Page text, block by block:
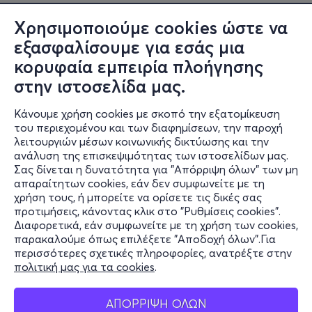
Χρησιμοποιούμε cookies ώστε να
εξασφαλίσουμε για εσάς μια
κορυφαία εμπειρία πλοήγησης
στην ιστοσελίδα μας.
Κάνουμε χρήση cookies με σκοπό την εξατομίκευση
του περιεχομένου και των διαφημίσεων, την παροχή
λειτουργιών μέσων κοινωνικής δικτύωσης και την
ανάλυση της επισκεψιμότητας των ιστοσελίδων μας.
Σας δίνεται η δυνατότητα για "Απόρριψη όλων" των μη
απαραίτητων cookies, εάν δεν συμφωνείτε με τη
χρήση τους, ή μπορείτε να ορίσετε τις δικές σας
προτιμήσεις, κάνοντας κλικ στο "Ρυθμίσεις cookies".
Διαφορετικά, εάν συμφωνείτε με τη χρήση των cookies,
παρακαλούμε όπως επιλέξετε "Αποδοχή όλων".Για
περισσότερες σχετικές πληροφορίες, ανατρέξτε στην
πολιτική μας για τα cookies.
ΑΠΟΡΡΙΨΗ ΟΛΩΝ
ελληνικοί υπέρτιτλοι.
Υπηρεσίες προσβασιμότηταςLIMINAL
Πληροφορίες
Υποστήριξη
Stay Connected
Mobile app